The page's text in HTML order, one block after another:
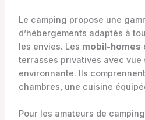
Le camping propose une
d’hébergements adaptés à
les envies. Les mobil-homes
terrasses privatives avec vue
environnante. Ils
chambres, une cuisine
Pour les amateurs de